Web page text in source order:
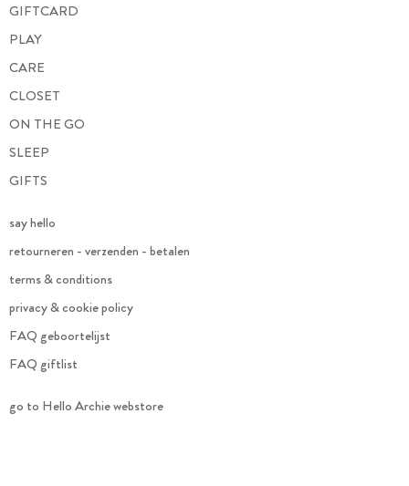
GIFTCARD
PLAY
CARE
CLOSET
ON THE GO
SLEEP
GIFTS
say hello
retourneren - verzenden - betalen
terms & conditions
privacy & cookie policy
FAQ geboortelijst
FAQ giftlist
go to Hello Archie webstore